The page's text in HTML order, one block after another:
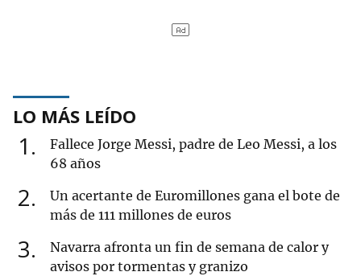
LO MÁS LEÍDO
1
Fallece Jorge Messi, padre de Leo Messi, a los
68 años
2
Un acertante de Euromillones gana el bote de
más de 111 millones de euros
3
Navarra afronta un fin de semana de calor y
avisos por tormentas y granizo